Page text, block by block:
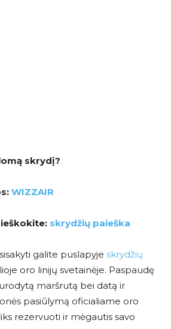
skrydį?
WIZZAIR
skrydžių paieška
galite puslapyje skrydžių
oro linijų svetainėje. Paspaudę
maršrutą bei datą ir
pasiūlymą oficialiame oro
rezervuoti ir mėgautis savo